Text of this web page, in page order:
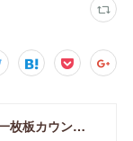
東京・吉祥寺の勝又木材【一枚板カウンター】